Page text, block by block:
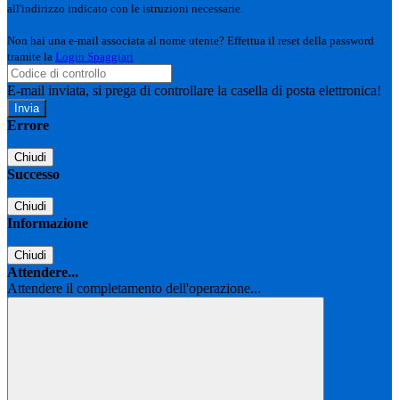
all'indirizzo indicato con le istruzioni necessarie.
Non hai una e-mail associata al nome utente? Effettua il reset della password
tramite la Login Spaggiari
E-mail inviata, si prega di controllare la casella di posta elettronica!
Errore
Chiudi
Successo
Chiudi
Informazione
Chiudi
Attendere...
Attendere il completamento dell'operazione...